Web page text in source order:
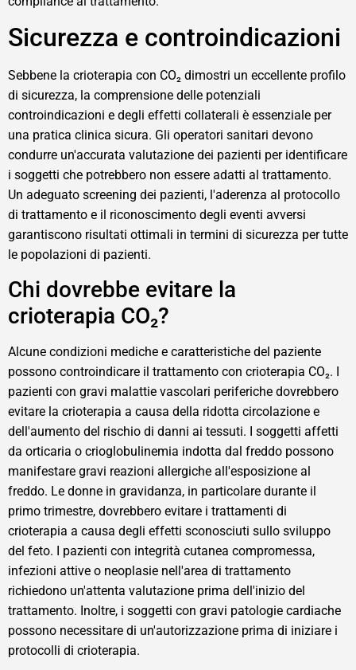
Sicurezza e controindicazioni
Sebbene la crioterapia con CO₂ dimostri un eccellente profilo
di sicurezza, la comprensione delle potenziali
controindicazioni e degli effetti collaterali è essenziale per
una pratica clinica sicura. Gli operatori sanitari devono
condurre un'accurata valutazione dei pazienti per identificare
i soggetti che potrebbero non essere adatti al trattamento.
Un adeguato screening dei pazienti, l'aderenza al protocollo
di trattamento e il riconoscimento degli eventi avversi
garantiscono risultati ottimali in termini di sicurezza per tutte
le popolazioni di pazienti.
Chi dovrebbe evitare la
crioterapia CO₂?
Alcune condizioni mediche e caratteristiche del paziente
possono controindicare il trattamento con crioterapia CO₂. I
pazienti con gravi malattie vascolari periferiche dovrebbero
evitare la crioterapia a causa della ridotta circolazione e
dell'aumento del rischio di danni ai tessuti. I soggetti affetti
da orticaria o crioglobulinemia indotta dal freddo possono
manifestare gravi reazioni allergiche all'esposizione al
freddo. Le donne in gravidanza, in particolare durante il
primo trimestre, dovrebbero evitare i trattamenti di
crioterapia a causa degli effetti sconosciuti sullo sviluppo
del feto. I pazienti con integrità cutanea compromessa,
infezioni attive o neoplasie nell'area di trattamento
richiedono un'attenta valutazione prima dell'inizio del
trattamento. Inoltre, i soggetti con gravi patologie cardiache
possono necessitare di un'autorizzazione prima di iniziare i
protocolli di crioterapia.